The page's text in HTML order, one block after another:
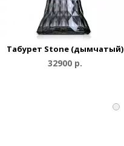
Табурет Stone (дымчатый)
32900 р.